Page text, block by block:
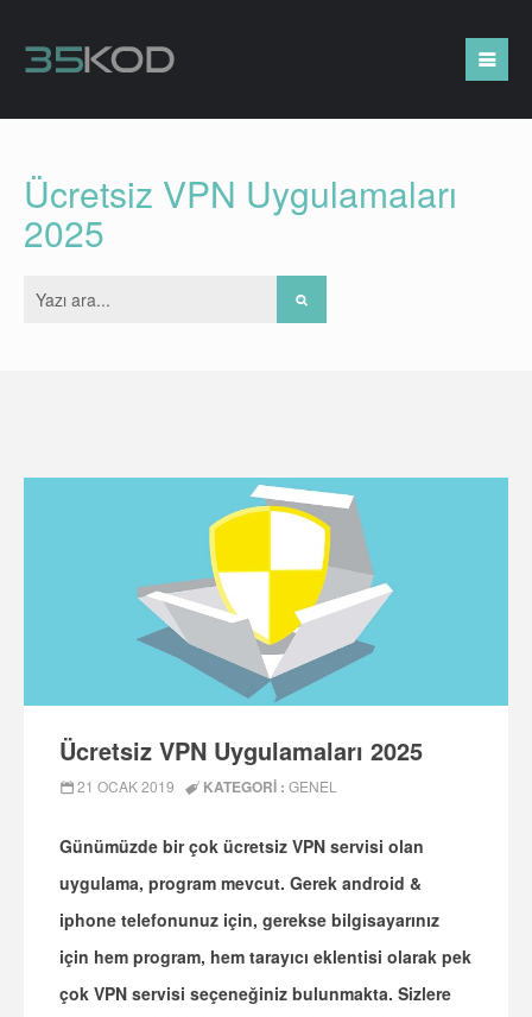
Ücretsiz VPN Uygulamaları
2025
Ücretsiz VPN Uygulamaları 2025
21 OCAK 2019 KATEGORI : GENEL
Günümüzde bir çok ücretsiz VPN servisi olan
uygulama, program mevcut. Gerek android &
iphone telefonunuz için, gerekse bilgisayarınız
için hem program, hem tarayıcı eklentisi olarak pek
çok VPN servisi seçeneğiniz bulunmakta. Sizlere